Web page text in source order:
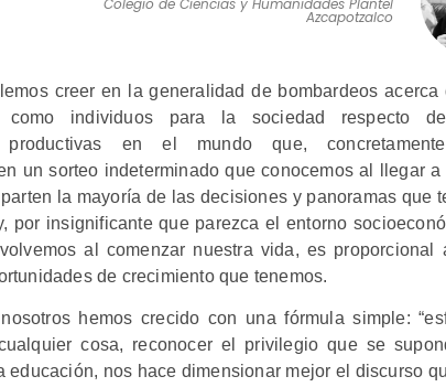
Azcapotzalco
creer en la generalidad de bombardeos acerca
como individuos para la sociedad respecto
productivas en el mundo que,
un sorteo indeterminado que conocemos al llegar
la mayoría de las decisiones y panoramas que
por insignificante que parezca el entorno
al comenzar nuestra vida, es proporcional
de crecimiento que tenemos.
hemos crecido con una fórmula simple:
cosa, reconocer el privilegio que se
educación, nos hace dimensionar mejor el discurso